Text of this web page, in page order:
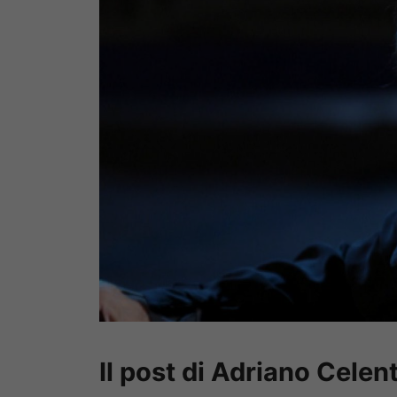
Il post di Adriano